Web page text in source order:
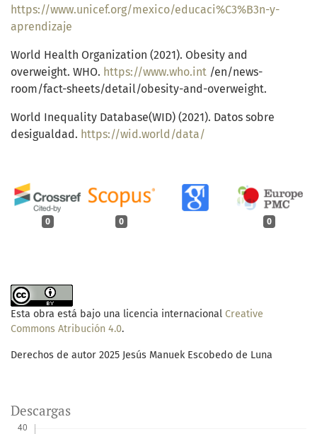
0 0 0
https://www.unicef.org/mexico/educaci%C3%B3n-y-
aprendizaje
World Health Organization (2021). Obesity and
overweight. WHO. https://www.who.int /en/news-
room/fact-sheets/detail/obesity-and-overweight.
World Inequality Database(WID) (2021). Datos sobre
desigualdad. https://wid.world/data/
Esta obra está bajo una licencia internacional Creative
Commons Atribución 4.0.
Derechos de autor 2025 Jesús Manuek Escobedo de Luna
Descargas